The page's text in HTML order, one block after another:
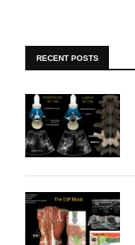
RECENT POSTS